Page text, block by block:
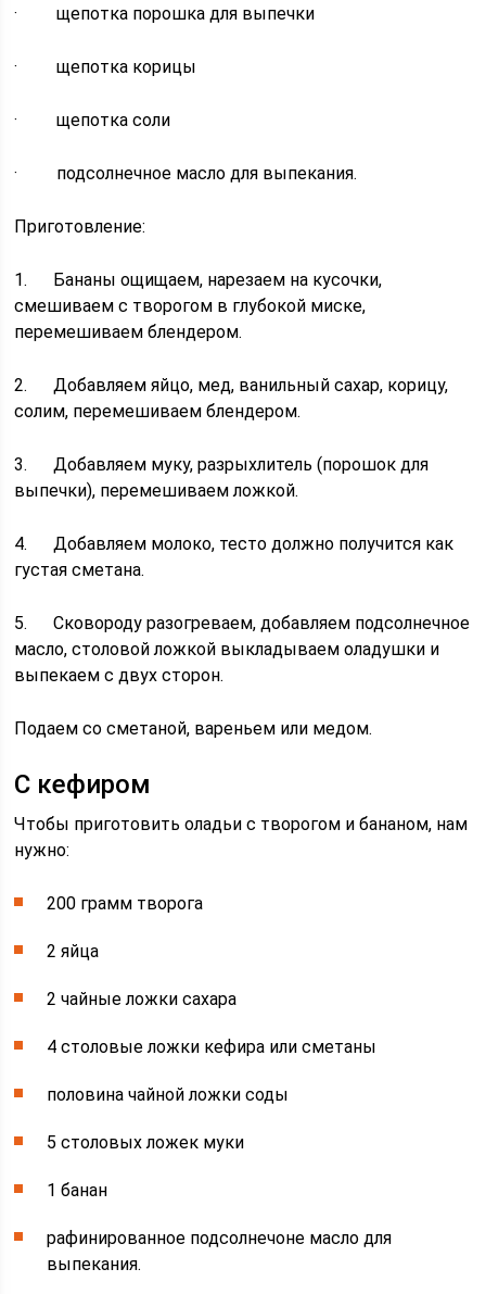
· щепотка порошка для выпечки
· щепотка корицы
· щепотка соли
· подсолнечное масло для выпекания.
Приготовление:
1. Бананы ощищаем, нарезаем на кусочки,
смешиваем с творогом в глубокой миске,
перемешиваем блендером.
2. Добавляем яйцо, мед, ванильный сахар, корицу,
солим, перемешиваем блендером.
3. Добавляем муку, разрыхлитель (порошок для
выпечки), перемешиваем ложкой.
4. Добавляем молоко, тесто должно получится как
густая сметана.
5. Сковороду разогреваем, добавляем подсолнечное
масло, столовой ложкой выкладываем оладушки и
выпекаем с двух сторон.
Подаем со сметаной, вареньем или медом.
С кефиром
Чтобы приготовить оладьи с творогом и бананом, нам
нужно:
200 грамм творога
2 яйца
2 чайные ложки сахара
4 столовые ложки кефира или сметаны
половина чайной ложки соды
5 столовых ложек муки
1 банан
рафинированное подсолнечоне масло для
выпекания.